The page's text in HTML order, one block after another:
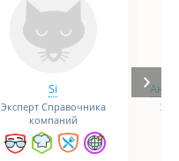
Si
Эксперт Справочника
компаний